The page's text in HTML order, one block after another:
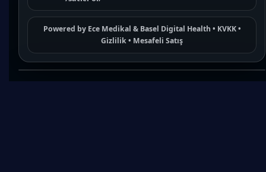
Powered by Ece Medikal & Basel Digital Health • KVKK•
Gizlilik• Mesafeli Satış